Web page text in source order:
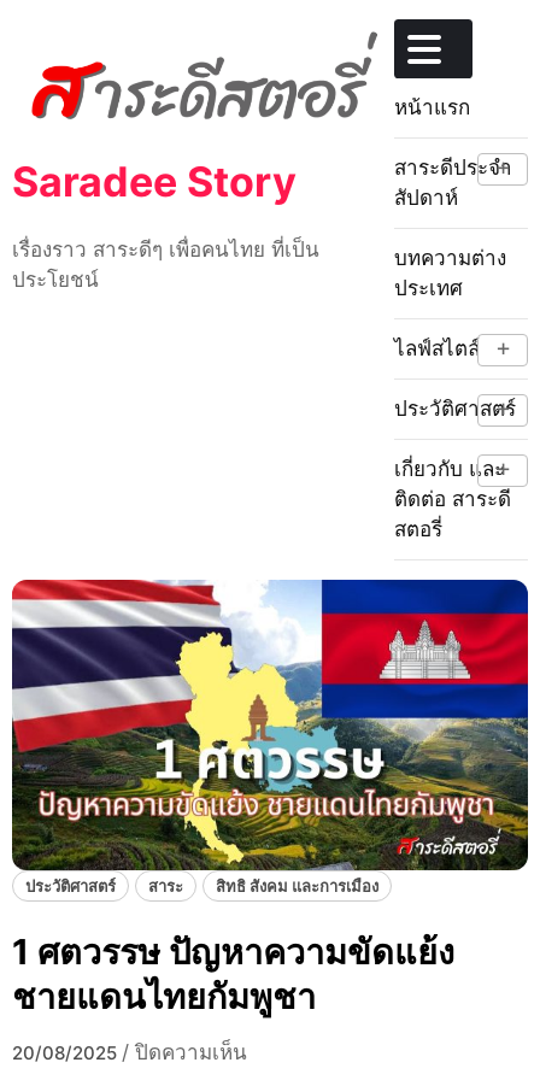
content
Saradee Story
เรื่องราว สาระดีๆ เพื่อคนไทย ที่เป็น
ประโยชน์
หน้าแรก
สาระดีประจำ
สัปดาห์
+
บทความต่าง
ประเทศ
ไลฟ์สไตล์ +
ประวัติศาสตร์
+
เกี่ยวกับ และ
ติดต่อ สาระดี
สตอรี่
+
ประวัติศาสตร์ สาระ สิทธิ สังคม และการเมือง
1 ศตวรรษ ปัญหาความขัดแย้ง
ชายแดนไทยกัมพูชา
20/08/2025 / ปิดความเห็นบ